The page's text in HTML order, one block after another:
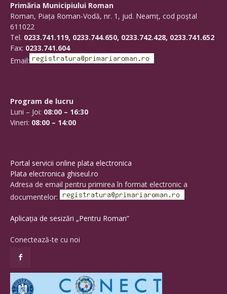
Primăria Municipiului Roman
Roman, Piaţa Roman-Vodă, nr. 1, jud. Neamţ, cod poştal
611022
Tel. 0233.741.119, 0233.744.650, 0233.742.428, 0233.741.652
Fax: 0233.741.604
Email:
Program de lucru
Luni – Joi: 08:00 – 16:30
Vineri: 08:00 – 14:00
Portal servicii online plata electronica
Plata electronica ghiseul.ro
Adresa de email pentru primirea în format electronic a
documentelor:
Aplicația de sesizări „Pentru Roman”
Conectează-te cu noi